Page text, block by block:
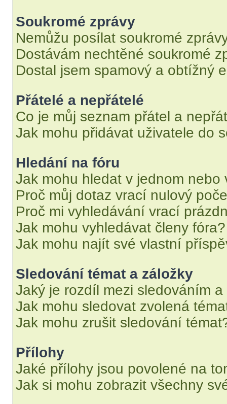
Soukromé zprávy
Nemůžu posílat soukromé
Dostávám nechtěné soukromé
Dostal jsem spamový a obtížný
Přátelé a nepřátelé
Co je můj seznam přátel a
Jak mohu přidávat uživatele do
Hledání na fóru
Jak mohu hledat v jednom nebo
Proč můj dotaz vrací nulový
Proč mi vyhledávání vrací
Jak mohu vyhledávat členy fóra?
Jak mohu najít své vlastní
Sledování témat a záložky
Jaký je rozdíl mezi sledováním a
Jak mohu sledovat zvolená
Jak mohu zrušit sledování
Přílohy
Jaké přílohy jsou povolené na
Jak si mohu zobrazit všechny